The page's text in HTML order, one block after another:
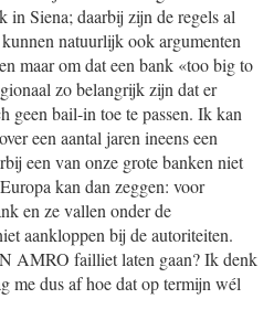
in Siena; daarbij zijn de regels al
natuurlijk ook argumenten
maar om dat een bank «too big to
zo belangrijk zijn dat er
geen bail-in toe te passen. Ik kan
een aantal jaren ineens een
een van onze grote banken niet
kan dan zeggen: voor
en ze vallen onder de
aankloppen bij de autoriteiten.
AMRO failliet laten gaan? Ik denk
me dus af hoe dat op termijn wél